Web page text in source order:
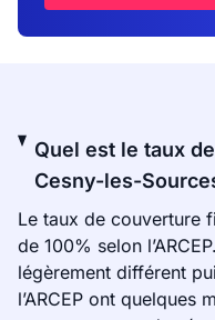
Quel est le taux
Cesny-les-
Le taux de couverture
de 100% selon
légèrement différent
l’ARCEP ont quelques